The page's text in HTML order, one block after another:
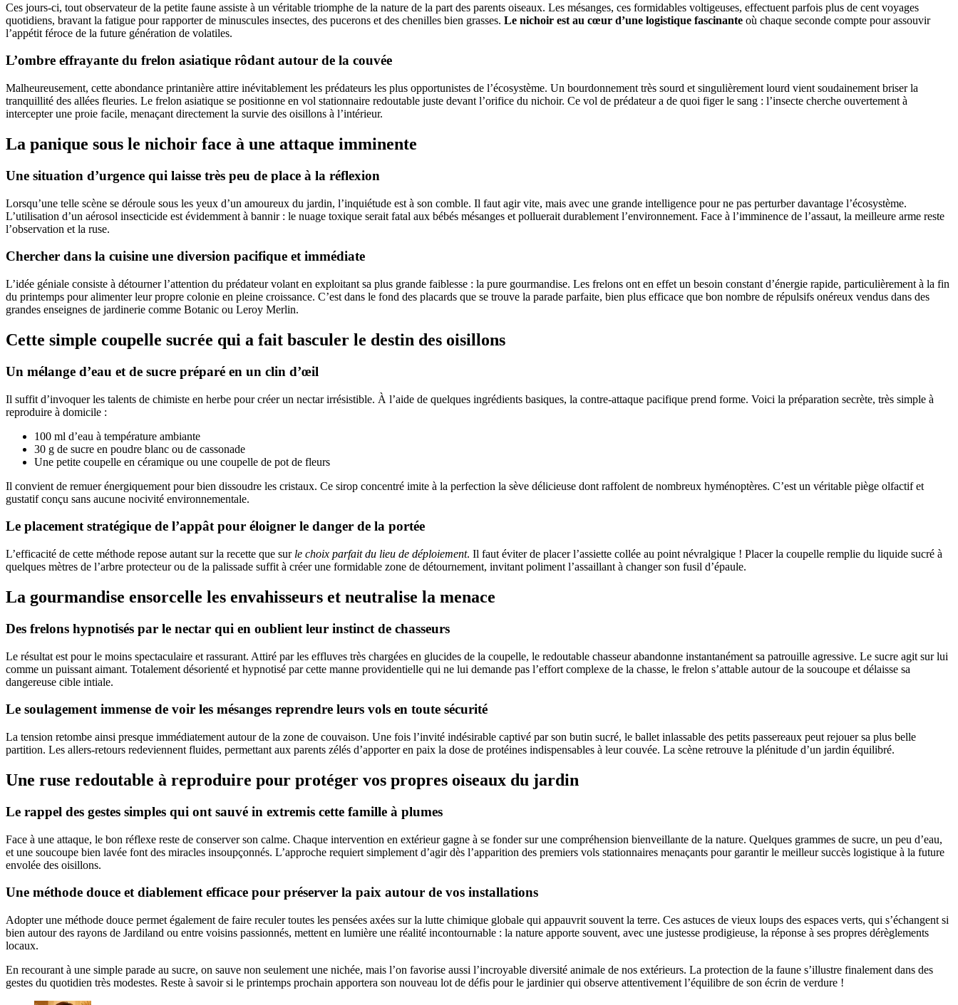
Ces jours-ci, tout observateur de la petite faune assiste à un véritable triomphe de la nature de la part des parents oiseaux. Les mésanges, ces formidables voltigeuses, effectuent parfois plus de cent voyages
quotidiens, bravant la fatigue pour rapporter de minuscules insectes, des pucerons et des chenilles bien grasses. Le nichoir est au cœur d’une logistique fascinante où chaque seconde compte pour assouvir
l’appétit féroce de la future génération de volatiles.
L’ombre effrayante du frelon asiatique rôdant autour de la couvée
Malheureusement, cette abondance printanière attire inévitablement les prédateurs les plus opportunistes de l’écosystème. Un bourdonnement très sourd et singulièrement lourd vient soudainement briser la
tranquillité des allées fleuries. Le frelon asiatique se positionne en vol stationnaire redoutable juste devant l’orifice du nichoir. Ce vol de prédateur a de quoi figer le sang : l’insecte cherche ouvertement à
intercepter une proie facile, menaçant directement la survie des oisillons à l’intérieur.
La panique sous le nichoir face à une attaque imminente
Une situation d’urgence qui laisse très peu de place à la réflexion
Lorsqu’une telle scène se déroule sous les yeux d’un amoureux du jardin, l’inquiétude est à son comble. Il faut agir vite, mais avec une grande intelligence pour ne pas perturber davantage l’écosystème.
L’utilisation d’un aérosol insecticide est évidemment à bannir : le nuage toxique serait fatal aux bébés mésanges et polluerait durablement l’environnement. Face à l’imminence de l’assaut, la meilleure arme reste
l’observation et la ruse.
Chercher dans la cuisine une diversion pacifique et immédiate
L’idée géniale consiste à détourner l’attention du prédateur volant en exploitant sa plus grande faiblesse : la pure gourmandise. Les frelons ont en effet un besoin constant d’énergie rapide, particulièrement à la fin
du printemps pour alimenter leur propre colonie en pleine croissance. C’est dans le fond des placards que se trouve la parade parfaite, bien plus efficace que bon nombre de répulsifs onéreux vendus dans des
grandes enseignes de jardinerie comme Botanic ou Leroy Merlin.
Cette simple coupelle sucrée qui a fait basculer le destin des oisillons
Un mélange d’eau et de sucre préparé en un clin d’œil
Il suffit d’invoquer les talents de chimiste en herbe pour créer un nectar irrésistible. À l’aide de quelques ingrédients basiques, la contre-attaque pacifique prend forme. Voici la préparation secrète, très simple à
reproduire à domicile :
100 ml d’eau à température ambiante
30 g de sucre en poudre blanc ou de cassonade
Une petite coupelle en céramique ou une coupelle de pot de fleurs
Il convient de remuer énergiquement pour bien dissoudre les cristaux. Ce sirop concentré imite à la perfection la sève délicieuse dont raffolent de nombreux hyménoptères. C’est un véritable piège olfactif et
gustatif conçu sans aucune nocivité environnementale.
Le placement stratégique de l’appât pour éloigner le danger de la portée
L’efficacité de cette méthode repose autant sur la recette que sur le choix parfait du lieu de déploiement. Il faut éviter de placer l’assiette collée au point névralgique ! Placer la coupelle remplie du liquide sucré à
quelques mètres de l’arbre protecteur ou de la palissade suffit à créer une formidable zone de détournement, invitant poliment l’assaillant à changer son fusil d’épaule.
La gourmandise ensorcelle les envahisseurs et neutralise la menace
Des frelons hypnotisés par le nectar qui en oublient leur instinct de chasseurs
Le résultat est pour le moins spectaculaire et rassurant. Attiré par les effluves très chargées en glucides de la coupelle, le redoutable chasseur abandonne instantanément sa patrouille agressive. Le sucre agit sur lui
comme un puissant aimant. Totalement désorienté et hypnotisé par cette manne providentielle qui ne lui demande pas l’effort complexe de la chasse, le frelon s’attable autour de la soucoupe et délaisse sa
dangereuse cible intiale.
Le soulagement immense de voir les mésanges reprendre leurs vols en toute sécurité
La tension retombe ainsi presque immédiatement autour de la zone de couvaison. Une fois l’invité indésirable captivé par son butin sucré, le ballet inlassable des petits passereaux peut rejouer sa plus belle
partition. Les allers-retours redeviennent fluides, permettant aux parents zélés d’apporter en paix la dose de protéines indispensables à leur couvée. La scène retrouve la plénitude d’un jardin équilibré.
Une ruse redoutable à reproduire pour protéger vos propres oiseaux du jardin
Le rappel des gestes simples qui ont sauvé in extremis cette famille à plumes
Face à une attaque, le bon réflexe reste de conserver son calme. Chaque intervention en extérieur gagne à se fonder sur une compréhension bienveillante de la nature. Quelques grammes de sucre, un peu d’eau,
et une soucoupe bien lavée font des miracles insoupçonnés. L’approche requiert simplement d’agir dès l’apparition des premiers vols stationnaires menaçants pour garantir le meilleur succès logistique à la future
envolée des oisillons.
Une méthode douce et diablement efficace pour préserver la paix autour de vos installations
Adopter une méthode douce permet également de faire reculer toutes les pensées axées sur la lutte chimique globale qui appauvrit souvent la terre. Ces astuces de vieux loups des espaces verts, qui s’échangent si
bien autour des rayons de Jardiland ou entre voisins passionnés, mettent en lumière une réalité incontournable : la nature apporte souvent, avec une justesse prodigieuse, la réponse à ses propres dérèglements
locaux.
En recourant à une simple parade au sucre, on sauve non seulement une nichée, mais l’on favorise aussi l’incroyable diversité animale de nos extérieurs. La protection de la faune s’illustre finalement dans des
gestes du quotidien très modestes. Reste à savoir si le printemps prochain apportera son nouveau lot de défis pour le jardinier qui observe attentivement l’équilibre de son écrin de verdure !